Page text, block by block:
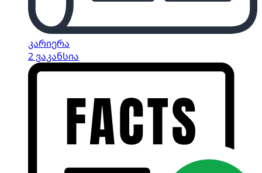
კარიერა
2 ვაკანსია